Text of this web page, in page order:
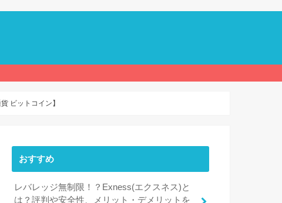
ビットコイン】
おすすめ
レバレッジ無制限！？Exness(エクスネス)と
は？評判や安全性、メリット・デメリットを